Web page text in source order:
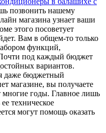
позвонить нашему
магазина узнает ваши
этого посоветует
Вам в общем-то только
функций,
под каждый бюджет
вариантов.
даже бюджетный
магазине, вы получаете
многие годы. Главное лишь
техническое
могут помощь оказать